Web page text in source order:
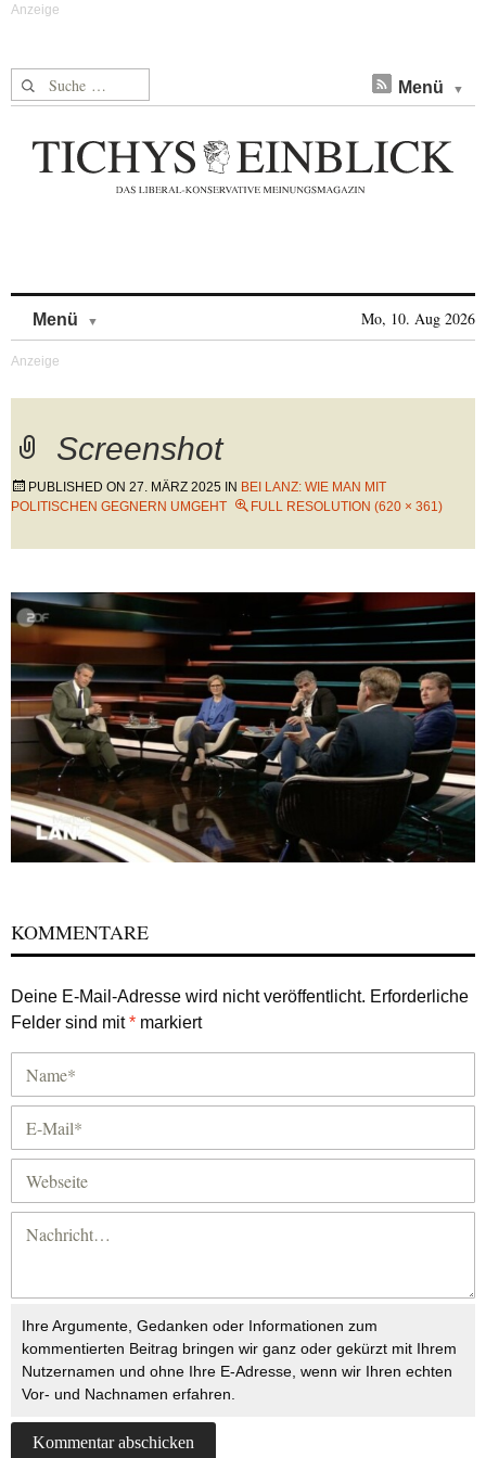
Suche nach: Menü
Menü Mo, 10. Aug 2026
Screenshot
PUBLISHED ON 27. MÄRZ 2025 IN BEI LANZ: WIE MAN MIT
POLITISCHEN GEGNERN UMGEHT
FULL RESOLUTION (620 × 361)
KOMMENTARE
Deine E-Mail-Adresse wird nicht veröffentlicht. Erforderliche
Felder sind mit* markiert
Ihre Argumente, Gedanken oder Informationen zum
kommentierten Beitrag bringen wir ganz oder gekürzt mit Ihrem
Nutzernamen und ohne Ihre E-Adresse, wenn wir Ihren echten
Vor- und Nachnamen erfahren.